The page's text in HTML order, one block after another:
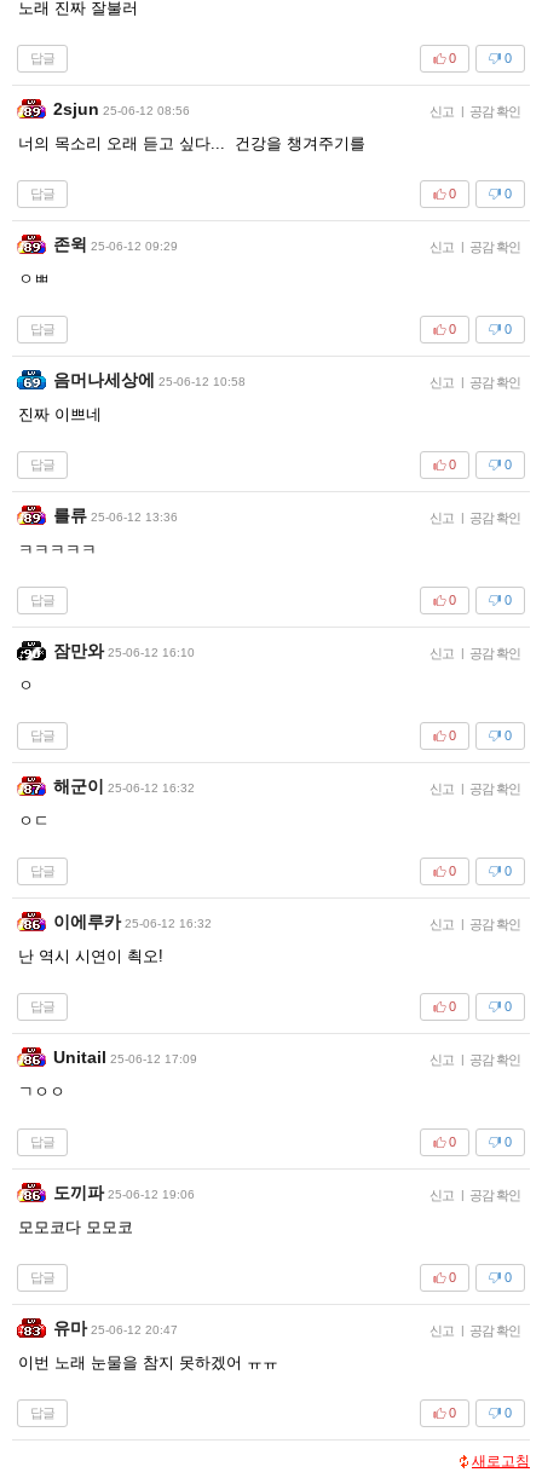
노래 진짜 잘불러
답글 0
0
2sjun 25-06-12 08:56 신고 | 공감 확인
너의 목소리 오래 듣고 싶다... 건강을 챙겨주기를
답글 0
0
존윅 25-06-12 09:29 신고 | 공감 확인
ㅇㅃ
답글 0
0
음머나세상에 25-06-12 10:58 신고 | 공감 확인
진짜 이쁘네
답글 0
0
를류 25-06-12 13:36 신고 | 공감 확인
ㅋㅋㅋㅋㅋ
답글 0
0
잠만와 25-06-12 16:10 신고 | 공감 확인
ㅇ
답글 0
0
해군이 25-06-12 16:32 신고 | 공감 확인
ㅇㄷ
답글 0
0
이에루카 25-06-12 16:32 신고 | 공감 확인
난 역시 시연이 쵝오!
답글 0
0
Unitail 25-06-12 17:09 신고 | 공감 확인
ㄱㅇㅇ
답글 0
0
도끼파 25-06-12 19:06 신고 | 공감 확인
모모코다 모모코
답글 0
0
유마 25-06-12 20:47 신고 | 공감 확인
이번 노래 눈물을 참지 못하겠어 ㅠㅠ
답글 0
0
새로고침